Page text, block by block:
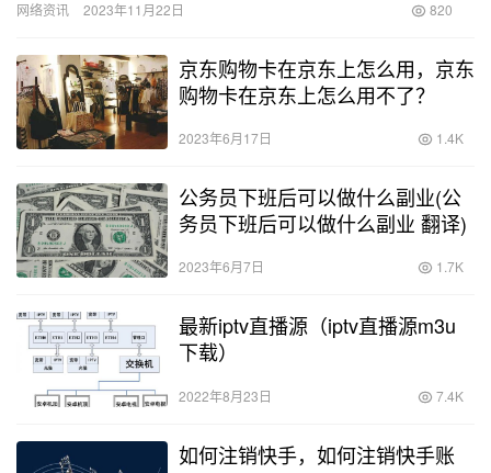
外…
网络资讯 2023年11月22日 820
京东购物卡在京东上怎么用，京东
购物卡在京东上怎么用不了？
2023年6月17日 1.4K
公务员下班后可以做什么副业(公
务员下班后可以做什么副业 翻译)
2023年6月7日 1.7K
最新iptv直播源（iptv直播源m3u
下载）
2022年8月23日 7.4K
如何注销快手，如何注销快手账